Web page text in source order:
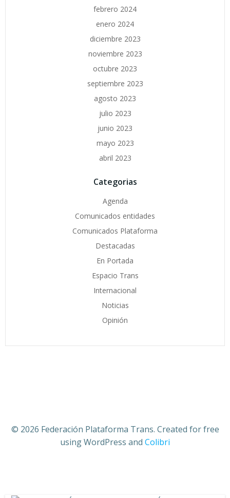
febrero 2024
enero 2024
diciembre 2023
noviembre 2023
octubre 2023
septiembre 2023
agosto 2023
julio 2023
junio 2023
mayo 2023
abril 2023
Categorias
Agenda
Comunicados entidades
Comunicados Plataforma
Destacadas
En Portada
Espacio Trans
Internacional
Noticias
Opinión
© 2026 Federación Plataforma Trans. Created for free
using WordPress and Colibri